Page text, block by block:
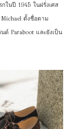
ในปี 1945 ในฝรั่งเศส
Michael ตั้งชื่อตาม
ด์ Paraboot และยังเป็น